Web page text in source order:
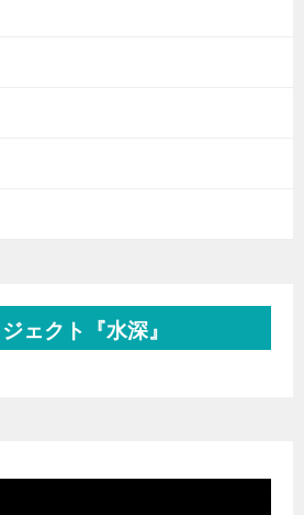
ェクト『水深』